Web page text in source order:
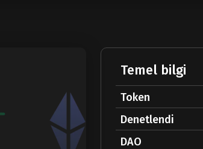
Temel bilgi
Token
Denetlendi
DAO